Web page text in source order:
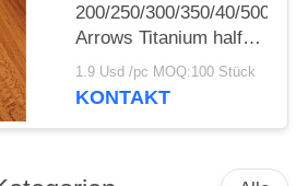
200/250/300/350/40/500
Arrows Titanium half
out inserts and Collars
Sleeve
1.9 Usd /pc MOQ:100 Stück
KONTAKT